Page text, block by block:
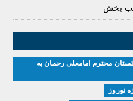
بخش
محترم امامعلی رحمان به
نوروز